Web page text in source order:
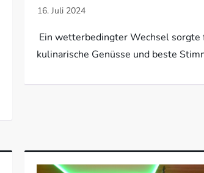
Ein wetterbedingter Wechsel sorgte
kulinarische Genüsse und beste